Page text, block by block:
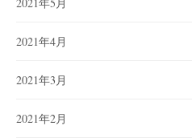
2021年4月
2021年3月
2021年2月